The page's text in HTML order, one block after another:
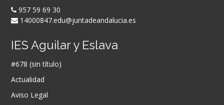
957 59 69 30
14000847.edu@juntadeandalucia.es
IES Aguilar y Eslava
#678 (sin título)
Actualidad
Aviso Legal